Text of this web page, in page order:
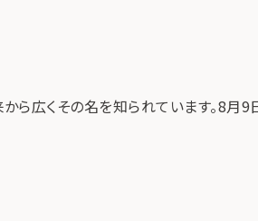
広くその名を知られています。8月